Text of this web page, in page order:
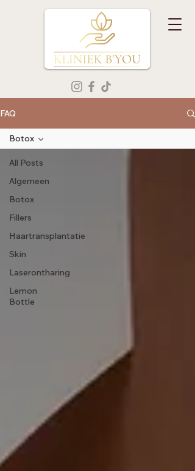
FAQ
All Posts
Algemeen
Botox
Fillers
Haartransplantatie
Skin
Laserontharing
Lemon
Bottle
Botox